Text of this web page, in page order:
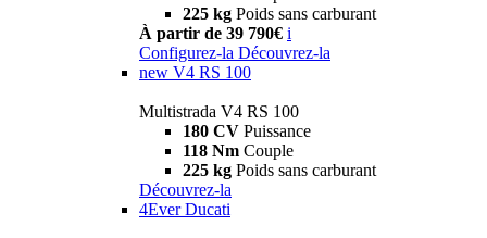
225 kg Poids sans carburant
À partir de 39 790€ i
Configurez-la Découvrez-la
new V4 RS 100
Multistrada V4 RS 100
180 CV Puissance
118 Nm Couple
225 kg Poids sans carburant
Découvrez-la
4Ever Ducati